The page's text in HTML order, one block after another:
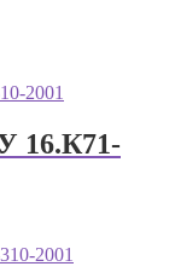
16.К71-